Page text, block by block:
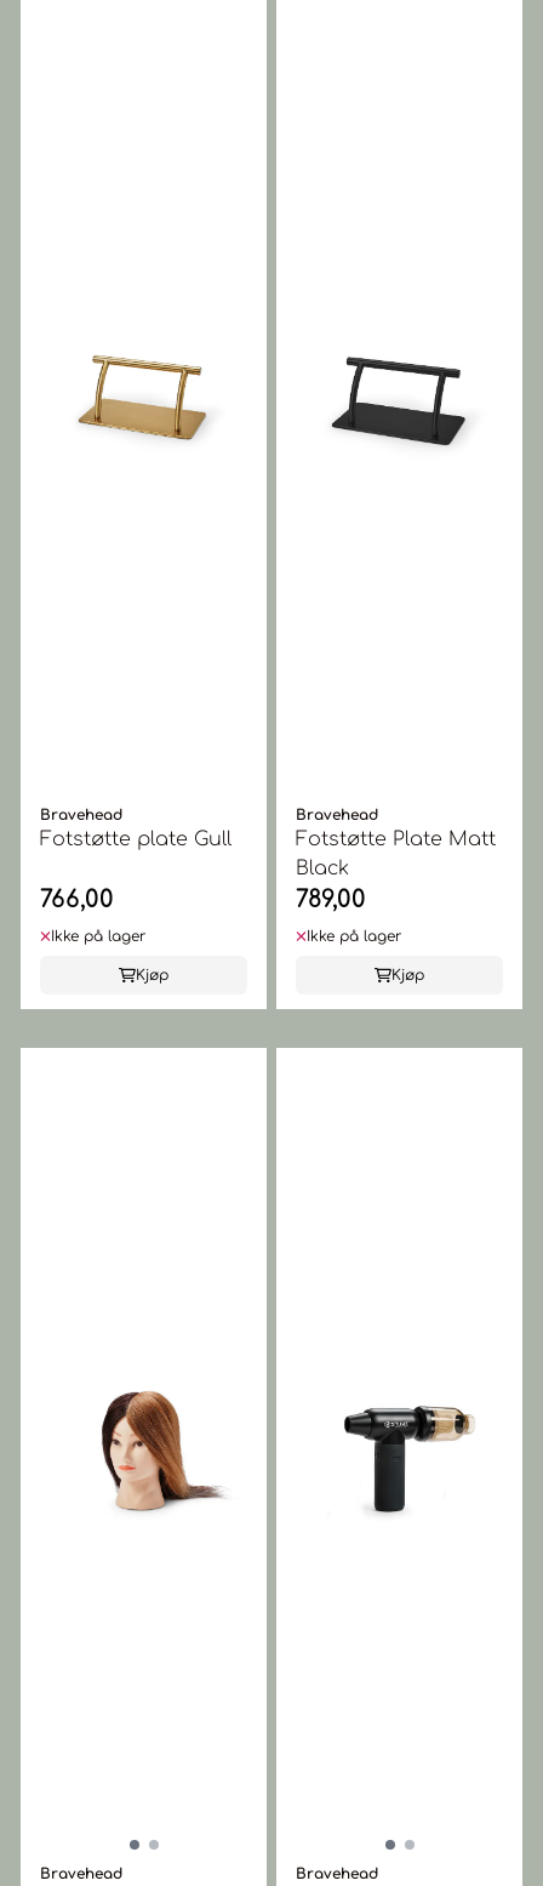
Bravehead
Fotstøtte plate Gull
766,00
Ikke på lager
Kjøp
Bravehead
Fotstøtte Plate Matt
Black
789,00
Ikke på lager
Kjøp
Bravehead Bravehead